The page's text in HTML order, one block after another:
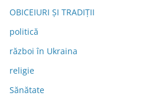
OBICEIURI ȘI TRADIȚII
politică
război în Ukraina
religie
Sănătate